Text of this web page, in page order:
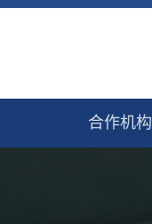
合作机构